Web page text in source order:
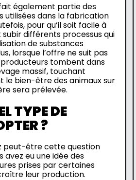
également partie des
utilisées dans la fabrication
pour qu’il soit facile à
subir différents processus qui
de substances
lorsque l’offre ne suit pas
producteurs tombent dans
massif, touchant
le bien-être des animaux sur
sera prélevée.
TYPE DE
?
peut-être cette question
avez eu une idée des
prises par certaines
leur production.